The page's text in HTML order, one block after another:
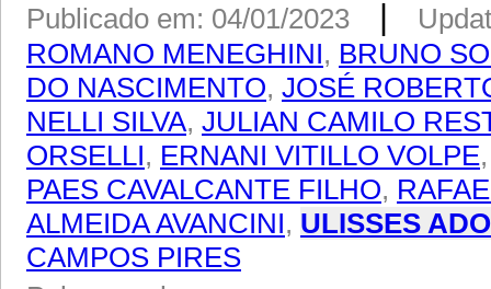
Publicado em: 04/01/2023
ROMANO MENEGHINI, BRUNO
DO NASCIMENTO, JOSÉ
NELLI SILVA, JULIAN CAMILO
ORSELLI, ERNANI VITILLO VOLPE
PAES CAVALCANTE FILHO,
ALMEIDA AVANCINI, ULISSES
CAMPOS PIRES